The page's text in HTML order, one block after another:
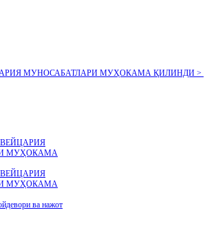
МУНОСАБАТЛАРИ МУҲОКАМА ҚИЛИНДИ >
МУҲОКАМА
МУҲОКАМА
ва нажот